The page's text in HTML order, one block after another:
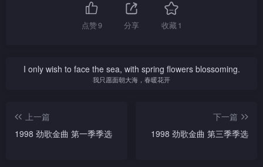
点赞9 分享 收藏 1
I only wish to face the sea, with spring flowers blossoming.
我只愿面朝大海，春暖花开
上一篇
1998 劲歌金曲 第一季季选
下一篇
1998 劲歌金曲 第三季季选